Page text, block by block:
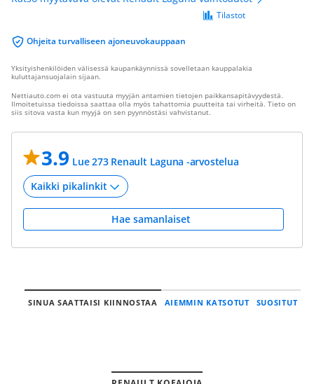
Ohjeita turvalliseen ajoneuvokauppaan
Tilastot
Yksityishenkilöiden välisessä kaupankäynnissä sovelletaan kauppalakia
kuluttajansuojalain sijaan.
Nettiauto.com ei ota vastuuta myyjän antamien tietojen paikkansapitävyydestä.
Ilmoitetuissa tiedoissa saattaa olla myös tahattomia puutteita tai virheitä. Tieto on
siis sitova vasta kun myyjä on sen pyynnöstäsi vahvistanut.
3.9 Lue 273 Renault Laguna -arvostelua
Hae samanlaiset
SINUA SAATTAISI KIINNOSTAA AIEMMIN KATSOTUT SUOSITUT